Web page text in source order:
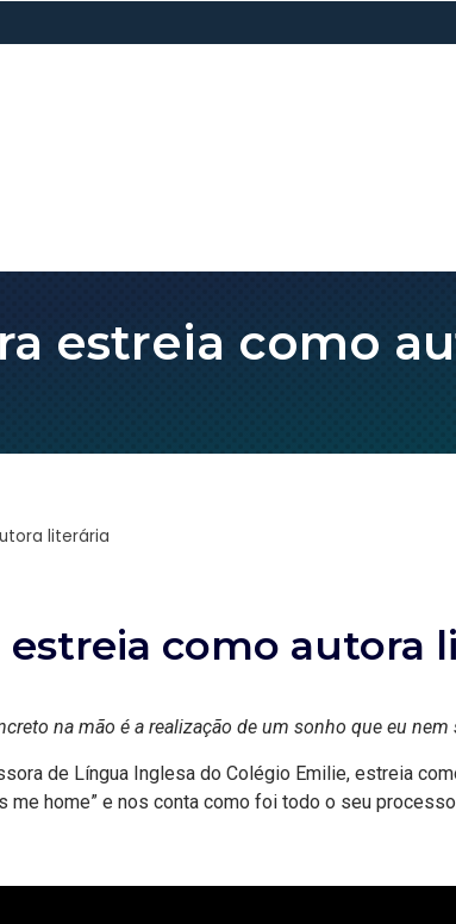
estreia como
literária
estreia como autora
na mão é a realização de um sonho que eu nem
de Língua Inglesa do Colégio Emilie, estreia
me home” e nos conta como foi todo o seu